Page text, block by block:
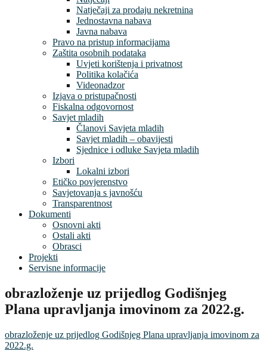
Natječaji za prodaju nekretnina
Jednostavna nabava
Javna nabava
Pravo na pristup informacijama
Zaštita osobnih podataka
Uvjeti korištenja i privatnost
Politika kolačića
Videonadzor
Izjava o pristupačnosti
Fiskalna odgovornost
Savjet mladih
Članovi Savjeta mladih
Savjet mladih – obavijesti
Sjednice i odluke Savjeta mladih
Izbori
Lokalni izbori
Etičko povjerenstvo
Savjetovanja s javnošću
Transparentnost
Dokumenti
Osnovni akti
Ostali akti
Obrasci
Projekti
Servisne informacije
obrazloženje uz prijedlog Godišnjeg
Plana upravljanja imovinom za 2022.g.
obrazloženje uz prijedlog Godišnjeg Plana upravljanja imovinom za
2022.g.